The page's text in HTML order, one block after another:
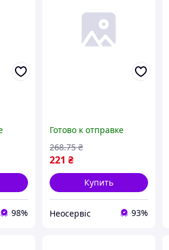
98%
Готово к отправке
221 ₴
268.75 ₴
Купить
Неосервіс 93%